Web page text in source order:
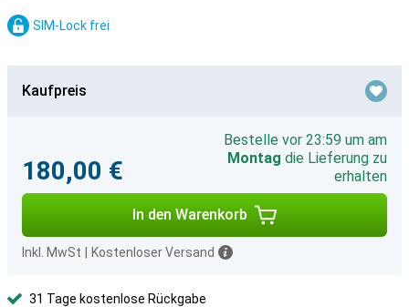
SIM-Lock frei
Kaufpreis
180,00 €
Bestelle vor 23:59 um am
Montag die Lieferung zu
erhalten
In den Warenkorb
Inkl. MwSt Kostenloser Versand
31 Tage kostenlose Rückgabe